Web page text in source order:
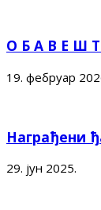
О Б А В Е Ш
19. фебруар
Награђени
29. јун 2025.